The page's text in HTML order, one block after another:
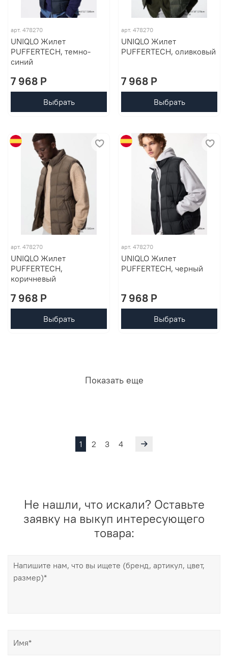
арт. 478270
UNIQLO Жилет
PUFFERTECH, темно-
синий
7 968 P
Выбрать
арт. 478270
UNIQLO Жилет
PUFFERTECH, оливковый
7 968 P
Выбрать
арт. 478270
UNIQLO Жилет
PUFFERTECH,
коричневый
7 968 P
Выбрать
арт. 478270
UNIQLO Жилет
PUFFERTECH, черный
7 968 P
Выбрать
Показать еще
1 2 3 4
Не нашли, что искали? Оставьте
заявку на выкуп интересующего
товара: